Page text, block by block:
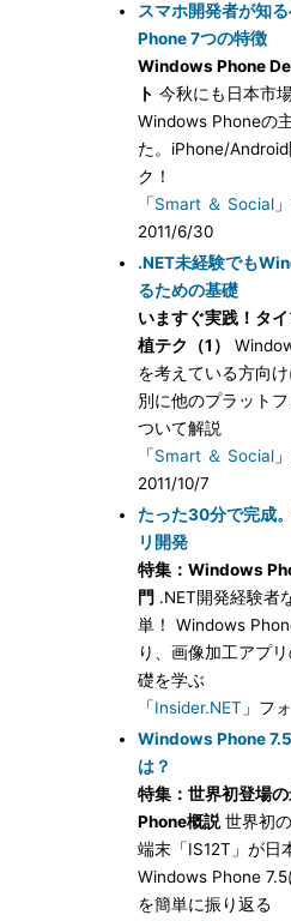
スマホ開発者が知
Phone 7つの特徴
Windows Phone
ト 今秋にも日本市
Windows Phoneの
た。iPhone/
ク！
「Smart ＆ Social
2011/6/30
.NET未経験でも
るための基礎
いますぐ実践！タ
植テク（1）
を考えている方向
別に他のプラット
ついて解説
「Smart ＆ Social
2011/10/7
たった30分で完成
リ開発
特集：Windows
門 .NET開発経験者
単！ Windows
り、画像加工アプ
礎を学ぶ
「Insider.NET 」フ
Windows Phone
は？
特集：世界初登場
Phone概説世界初
端末「IS12T」が日
Windows Phone
を簡単に振り返る